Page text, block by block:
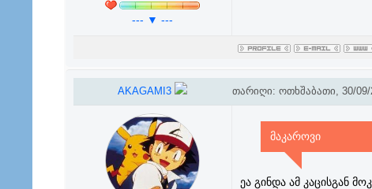
--- ▼ ---
AKAGAMI3 თარიღი: ოთხშაბათი, 30/09/
მაკაროვი
ეა გინდა ამ კაცისგან